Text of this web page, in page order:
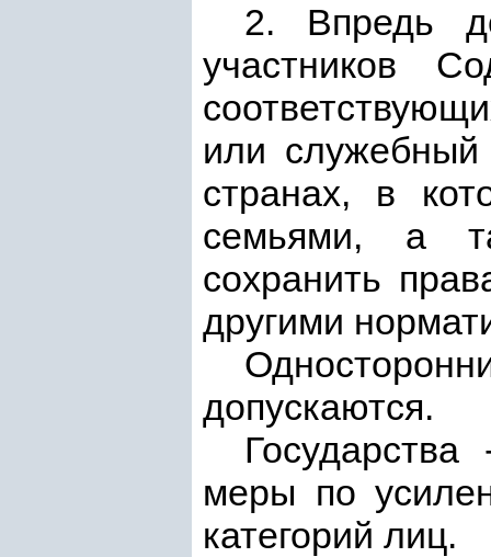
2. Впредь
участников
или служебный
странах, в
семьями, а
сохранить
другими
допускаются.
меры по
категорий лиц.